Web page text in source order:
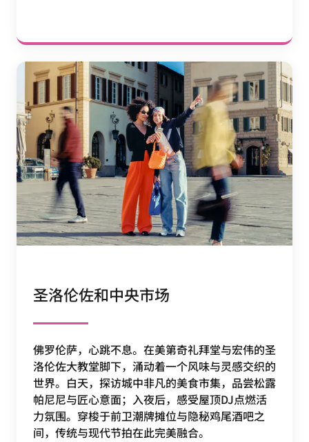
圣洛伦佐和中央市场
佛罗伦萨，心跳不息。在美第奇礼拜堂与宏伟的圣
洛伦佐大教堂脚下，涌动着一个风味与灵感交织的
世界。白天，探访城中非凡的美食市集，品尝松露
帕尼尼与匠心意面；入夜后，感受屋顶DJ点燃活
力氛围。穿梭于前卫潮牌摊位与隐秘鸡尾酒吧之
间，传统与现代节拍在此完美融合。